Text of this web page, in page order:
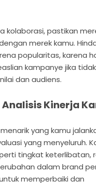
kolaborasi, pastikan
merek kamu.
popularitas, karena
kampanye jika
dan audiens.
Kinerja
yang kamu
yang menyeluruh.
tingkat keterlibatan,
dalam brand
memperbaiki dan